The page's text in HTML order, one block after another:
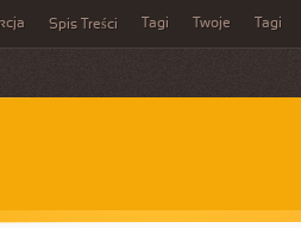
Spis Treści Tagi Twoje Tagi